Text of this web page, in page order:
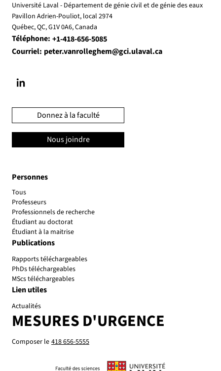
Personnes
Tous
Professeurs
Professionnels de recherche
Étudiant au doctorat
Étudiant à la maitrise
Publications
Rapports téléchargeables
PhDs téléchargeables
MScs téléchargeables
Lien utiles
Actualités
MESURES D'URGENCE
Composer le 418 656-5555
Téléphone: +1-418-656-5085
Courriel: peter.vanrolleghem@gci.ulaval.ca
Université Laval - Département de génie civil et de génie des eaux
Pavillon Adrien-Pouliot, local 2974
Québec, QC, G1V 0A6, Canada
Donnez à la faculté
Nous joindre